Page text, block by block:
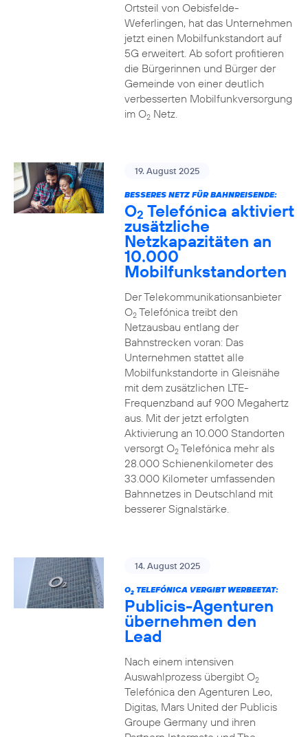
Ortsteil von Oebisfelde-
Weferlingen, hat das Unternehmen
jetzt einen Mobilfunkstandort auf
5G erweitert. Ab sofort profitieren
die Bürgerinnen und Bürger der
Gemeinde von einer deutlich
verbesserten Mobilfunkversorgung
im O2Netz.
19. August 2025
BESSERES NETZ FÜR BAHNREISENDE:
O2 Telefónica aktiviert
zusätzliche
Netzkapazitäten an
10.000
Mobilfunkstandorten
Der Telekommunikationsanbieter
O2Telefónica treibt den
Netzausbau entlang der
Bahnstrecken voran: Das
Unternehmen stattet alle
Mobilfunkstandorte in Gleisnähe
mit dem zusätzlichen LTE-
Frequenzband auf 900 Megahertz
aus. Mit der jetzt erfolgten
Aktivierung an 10.000 Standorten
versorgt O2Telefónica mehr als
28.000 Schienenkilometer des
33.000 Kilometer umfassenden
Bahnnetzes in Deutschland mit
besserer Signalstärke.
14. August 2025
O2TELEFÓNICA VERGIBT WERBEETAT:
Publicis-Agenturen
übernehmen den
Lead
Nach einem intensiven
Auswahlprozess übergibt O2
Telefónica den Agenturen Leo,
Digitas, Mars United der Publicis
Groupe Germany und ihren